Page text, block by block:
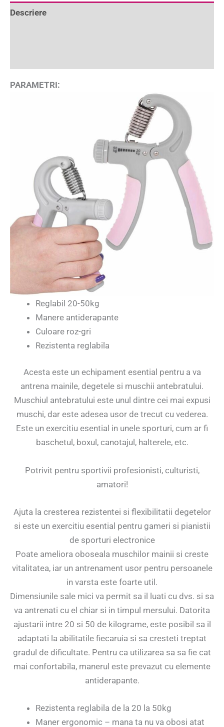
Descriere
PARAMETRI:
Reglabil 20-50kg
Manere antiderapante
Culoare roz-gri
Rezistenta reglabila
Acesta este un echipament esential pentru a va
antrena mainile, degetele si muschii antebratului.
Muschiul antebratului este unul dintre cei mai expusi
muschi, dar este adesea usor de trecut cu vederea.
Este un exercitiu esential in unele sporturi, cum ar fi
baschetul, boxul, canotajul, halterele, etc.
Potrivit pentru sportivii profesionisti, culturisti,
amatori!
Ajuta la cresterea rezistentei si flexibilitatii degetelor
si este un exercitiu esential pentru gameri si pianistii
de sporturi electronice
Poate ameliora oboseala muschilor mainii si creste
vitalitatea, iar un antrenament usor pentru persoanele
in varsta este foarte util.
Dimensiunile sale mici va permit sa il luati cu dvs. si sa
va antrenati cu el chiar si in timpul mersului. Datorita
ajustarii intre 20 si 50 de kilograme, este posibil sa il
adaptati la abilitatile fiecaruia si sa cresteti treptat
gradul de dificultate. Pentru ca utilizarea sa sa fie cat
mai confortabila, manerul este prevazut cu elemente
antiderapante.
Rezistenta reglabila de la 20 la 50kg
Maner ergonomic – mana ta nu va obosi atat